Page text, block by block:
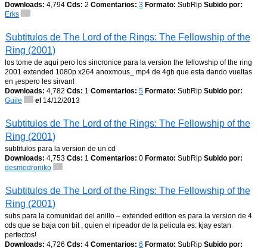
Downloads: 4,794 Cds: 2 Comentarios: 3 Formato: SubRip Subido por:
Erks
Subtitulos de The Lord of the Rings: The Fellowship of the
Ring (2001)
los tome de aqui pero los sincronice para la version the fellowship of the ring
2001 extended 1080p x264 anoxmous_ mp4 de 4gb que esta dando vueltas
en ¡espero les sirvan!
Downloads: 4,782 Cds: 1 Comentarios: 5 Formato: SubRip Subido por:
Guile
el 14/12/2013
Subtitulos de The Lord of the Rings: The Fellowship of the
Ring (2001)
subtitulos para la version de un cd
Downloads: 4,753 Cds: 1 Comentarios: 0 Formato: SubRip Subido por:
desmodroniko
Subtitulos de The Lord of the Rings: The Fellowship of the
Ring (2001)
subs para la comunidad del anillo – extended edition es para la version de 4
cds que se baja con bit , quien el ripeador de la pelicula es: kjay estan
perfectos!
Downloads: 4,726 Cds: 4 Comentarios: 6 Formato: SubRip Subido por: